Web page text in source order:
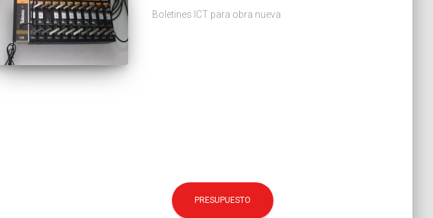
Boletines ICT para obra nueva
PRESUPUESTO